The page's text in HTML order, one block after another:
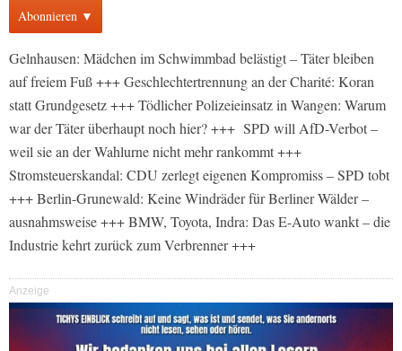
Abonnieren ▼
Gelnhausen: Mädchen im Schwimmbad belästigt – Täter bleiben
auf freiem Fuß +++ Geschlechtertrennung an der Charité: Koran
statt Grundgesetz +++ Tödlicher Polizeieinsatz in Wangen: Warum
war der Täter überhaupt noch hier? +++ SPD will AfD-Verbot –
weil sie an der Wahlurne nicht mehr rankommt +++
Stromsteuerskandal: CDU zerlegt eigenen Kompromiss – SPD tobt
+++ Berlin-Grunewald: Keine Windräder für Berliner Wälder –
ausnahmsweise +++ BMW, Toyota, Indra: Das E-Auto wankt – die
Industrie kehrt zurück zum Verbrenner +++
Anzeige